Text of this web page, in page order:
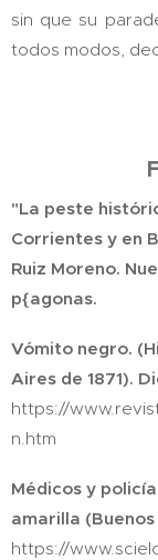
sin que su
todos modos,
"La peste
Corrientes y en
Ruiz Moreno.
p{agonas.
Vómito negro.
Aires de 1871).
https://
n.htm
Médicos y
amarilla (Buenos
https://